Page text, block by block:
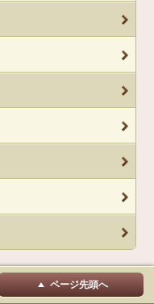
ページ先頭へ